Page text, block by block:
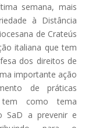
semana, mais
à Distância
de Crateús
italiana que tem
dos direitos de
importante ação
de práticas
tem como tema
SaD a prevenir e